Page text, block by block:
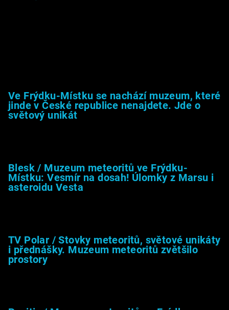
Ve Frýdku-Místku se nachází muzeum, které
jinde v České republice nenajdete. Jde o
světový unikát
Blesk / Muzeum meteoritů ve Frýdku-
Místku: Vesmír na dosah! Úlomky z Marsu i
asteroidu Vesta
TV Polar / Stovky meteoritů, světové unikáty
i přednášky. Muzeum meteoritů zvětšilo
prostory